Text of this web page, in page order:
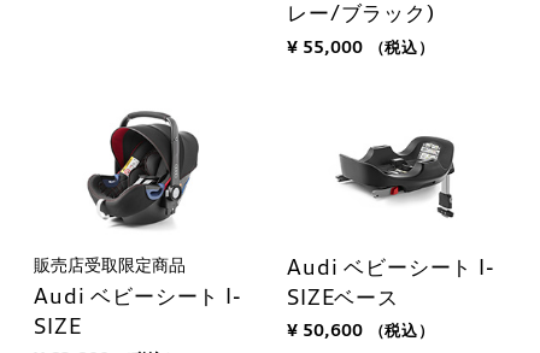
レー/ブラック)
¥ 55,000 （税込）
販売店受取限定商品
Audi ベビーシート I-
SIZE
Audi ベビーシート I-
SIZEベース
¥ 50,600 （税込）